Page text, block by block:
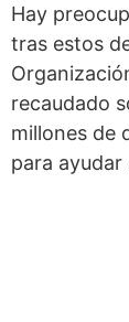
Hay
tras estos
recaudado
millones de
para ayudar